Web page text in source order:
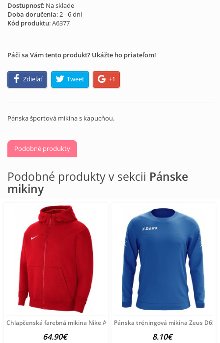
Dostupnosť: Na sklade
Doba doručenia: 2 - 6 dní
Kód produktu:A6377
Páči sa Vám tento produkt? Ukážte ho priateľom!
Zdieľať Tweet +1
Pánska športová mikina s kapucňou.
Podobné produkty
Podobné produkty v sekcii Pánske
mikiny
Chlapčenská farebná mikina Nike A3971
64.90€
Pánska tréningová mikina Zeus
8.10€